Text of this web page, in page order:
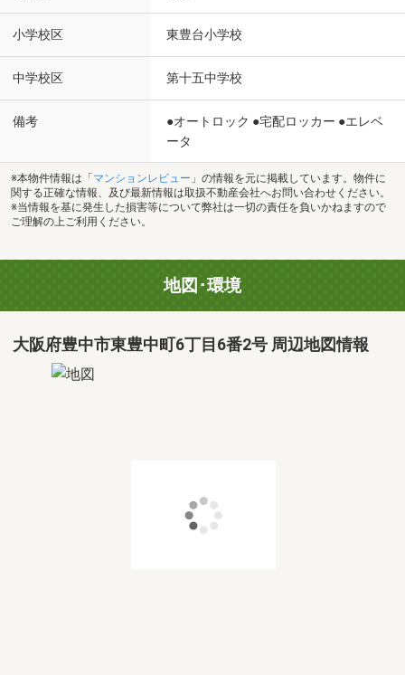
小学校区 東豊台小学校
中学校区 第十五中学校
備考
●オートロック ●宅配ロッカー ●エレベ
ータ
※本物件情報は「 マンションレビュー 」の情報を元に掲載しています。物件に
関する正確な情報、及び最新情報は取扱不動産会社へお問い合わせください。
※当情報を基に発生した損害等について弊社は一切の責任を負いかねますので
ご理解の上ご利用ください。
地図･環境
大阪府豊中市東豊中町6丁目6番2号 周辺地図情報